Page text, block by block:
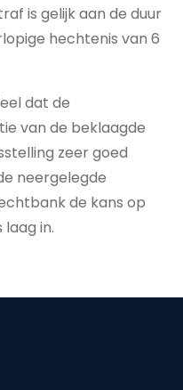
is gelijk aan de duur
hechtenis van 6
dat de
van de beklaagde
zeer goed
neergelegde
de kans op
in.